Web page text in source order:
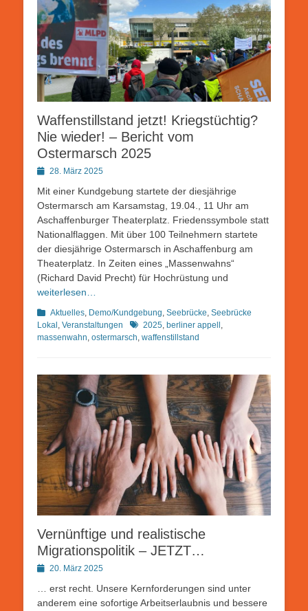
Waffenstillstand jetzt! Kriegstüchtig?
Nie wieder! – Bericht vom
Ostermarsch 2025
Posted28. März 2025
Mit einer Kundgebung startete der diesjährige
Ostermarsch am Karsamstag, 19.04., 11 Uhr am
Aschaffenburger Theaterplatz. Friedenssymbole statt
Nationalflaggen. Mit über 100 Teilnehmern startete
der diesjährige Ostermarsch in Aschaffenburg am
Theaterplatz. In Zeiten eines „Massenwahns“
(Richard David Precht) für Hochrüstung und
weiterlesen…
Kategorien
Aktuelles Demo/Kundgebung Seebrücke Seebrücke
Lokal Veranstaltungen Schlagworte
2025 berliner appell
massenwahn ostermarsch waffenstillstand
Vernünftige und realistische
Migrationspolitik – JETZT…
Posted20. März 2025
… erst recht. Unsere Kernforderungen sind unter
anderem eine sofortige Arbeitserlaubnis und bessere